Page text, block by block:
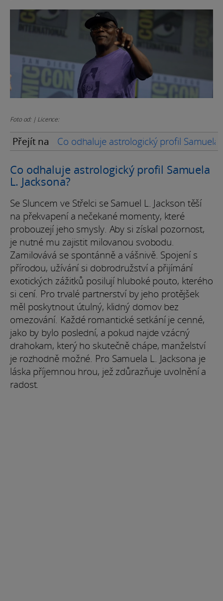
Foto od: | Licence:
Přejít na Co odhaluje astrologický profil Samuela
Co odhaluje astrologický profil Samuela
L. Jacksona?
Se Sluncem ve Střelci se Samuel L. Jackson těší
na překvapení a nečekané momenty, které
probouzejí jeho smysly. Aby si získal pozornost,
je nutné mu zajistit milovanou svobodu.
Zamilovává se spontánně a vášnivě. Spojení s
přírodou, užívání si dobrodružství a přijímání
exotických zážitků posilují hluboké pouto, kterého
si cení. Pro trvalé partnerství by jeho protějšek
měl poskytnout útulný, klidný domov bez
omezování. Každé romantické setkání je cenné,
jako by bylo poslední, a pokud najde vzácný
drahokam, který ho skutečně chápe, manželství
je rozhodně možné. Pro Samuela L. Jacksona je
láska příjemnou hrou, jež zdůrazňuje uvolnění a
radost.